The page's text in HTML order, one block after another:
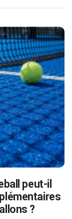
peut-il
?